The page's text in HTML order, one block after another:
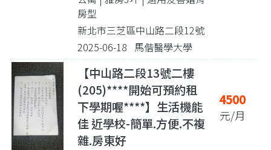
房型
新北市三芝區中山路二段12號
2025-06-18 馬偕醫學大學
【中山路二段13號二樓
(205)****開始可預約租
下學期喔****】生活機能
佳 近學校-簡單.方便.不複
雜.房東好
4500
元/月